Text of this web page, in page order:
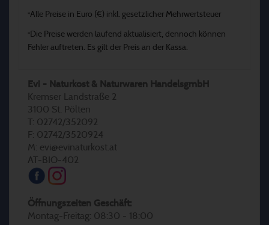
*Alle Preise in Euro (€) inkl. gesetzlicher Mehrwertsteuer
* Die Preise werden laufend aktualisiert, dennoch können
Fehler auftreten. Es gilt der Preis an der Kassa.
Evi - Naturkost & Naturwaren HandelsgmbH
Kremser Landstraße 2
3100 St. Pölten
T: 02742/352092
F: 02742/3520924
M: evi@evinaturkost.at
AT-BIO-402
Öffnungszeiten Geschäft:
Montag-Freitag: 08:30 - 18:00